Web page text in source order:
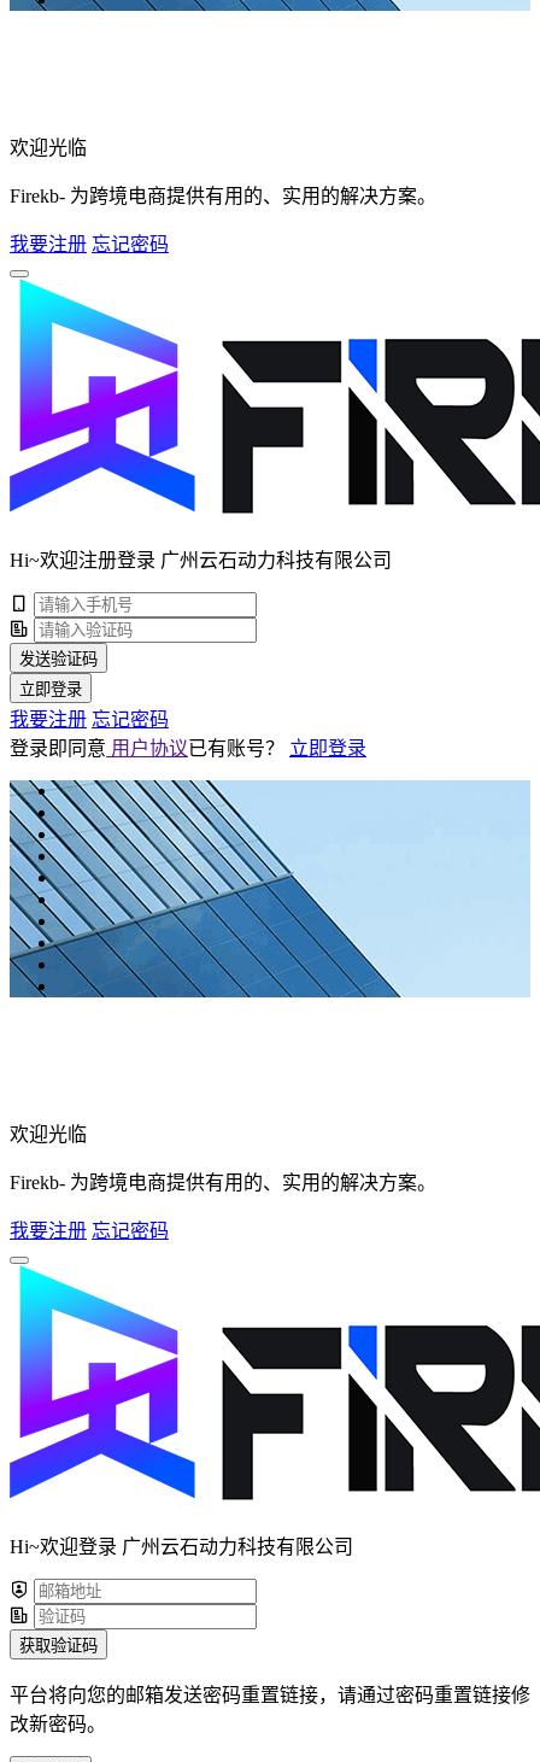
欢迎光临
Firekb- 为跨境电商提供有用的、实用的解决方案。
我要注册 忘记密码
Hi~欢迎注册登录 广州云石动力科技有限公司
发送验证码
立即登录
我要注册 忘记密码
登录即同意 用户协议已有账号？ 立即登录
欢迎光临
Firekb- 为跨境电商提供有用的、实用的解决方案。
我要注册 忘记密码
Hi~欢迎登录 广州云石动力科技有限公司
获取验证码
平台将向您的邮箱发送密码重置链接，请通过密码重置链接修
改新密码。